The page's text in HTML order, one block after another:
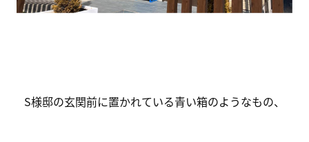
S様邸の玄関前に置かれている青い箱のようなもの、